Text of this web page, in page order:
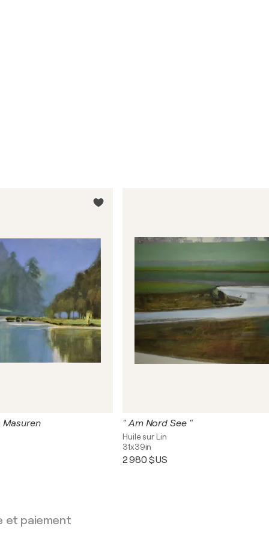
" Am Nord See "
Huile sur Lin
31x39in
2 980 $US
et paiement